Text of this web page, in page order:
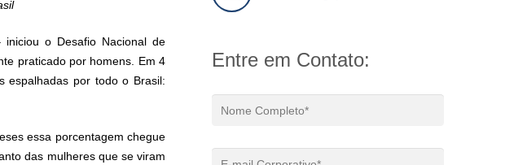
o Desafio Nacional de
praticado por homens. Em 4
espalhadas por todo o Brasil:
essa porcentagem chegue
das mulheres que se viram
Entre em Contato: